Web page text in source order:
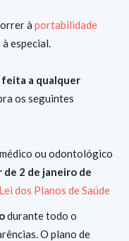
à portabilidade
especial.
feita a qualquer
os seguintes
ou odontológico
2 de janeiro de
Lei dos Planos de Saúde
durante todo o
O plano de